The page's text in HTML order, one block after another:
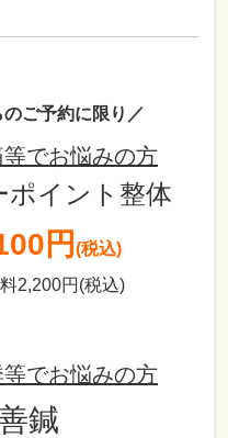
ご予約に限り／
でお悩みの方
ポイント整体
円 (税込)
2,200円(税込)
でお悩みの方
鍼